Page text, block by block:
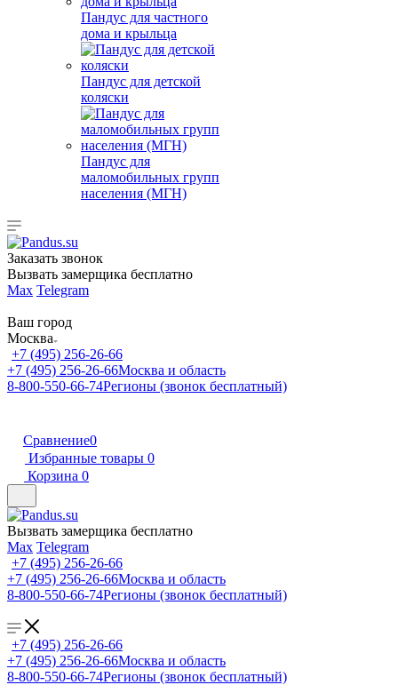
Пандус для частного
дома и крыльца
Пандус для детской
коляски
Пандус для
маломобильных групп
населения (МГН)
Заказать звонок
Вызвать замерщика бесплатно
Max Telegram
Ваш город
Москва
+7 (495) 256-26-66
+7 (495) 256-26-66Москва и область
8-800-550-66-74Регионы (звонок бесплатный)
Сравнение0
Избранные товары 0
Корзина 0
Вызвать замерщика бесплатно
Max Telegram
+7 (495) 256-26-66
+7 (495) 256-26-66Москва и область
8-800-550-66-74Регионы (звонок бесплатный)
+7 (495) 256-26-66
+7 (495) 256-26-66Москва и область
8-800-550-66-74Регионы (звонок бесплатный)